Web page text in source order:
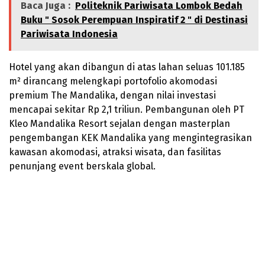
Baca Juga : Politeknik Pariwisata Lombok Bedah
Buku " Sosok Perempuan Inspiratif 2 " di Destinasi
Pariwisata Indonesia
Hotel yang akan dibangun di atas lahan seluas 101.185
m² dirancang melengkapi portofolio akomodasi
premium The Mandalika, dengan nilai investasi
mencapai sekitar Rp 2,1 triliun. Pembangunan oleh PT
Kleo Mandalika Resort sejalan dengan masterplan
pengembangan KEK Mandalika yang mengintegrasikan
kawasan akomodasi, atraksi wisata, dan fasilitas
penunjang event berskala global.